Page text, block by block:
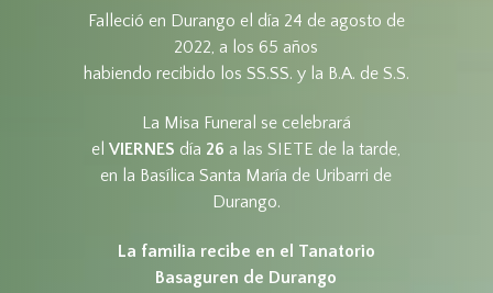
Falleció en Durango el día 24 de agosto de
2022, a los 65 años
habiendo recibido los SS.SS. y la B.A. de S.S.
La Misa Funeral se celebrará
elVIERNES día 26 a las SIETE de la tarde,
en la Basílica Santa María de Uribarri de
Durango.
La familia recibe en el Tanatorio
Basaguren de Durango